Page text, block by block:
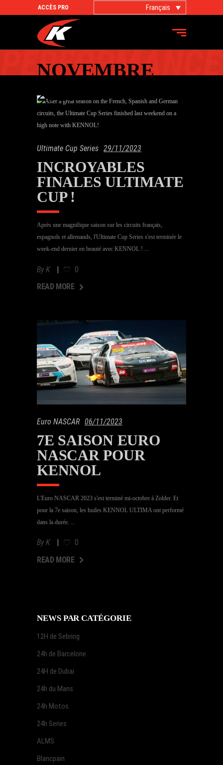
ACCÈS PRO Français
NOVEMBRE
2023
Ultimate Cup Series 29/11/2023
INCROYABLES
FINALES ULTIMATE
CUP !
Après une magnifique saison sur les circuits français,
espagnols et allemands, l'Ultimate Cup Series s'est terminée le
week-end dernier en beauté avec KENNOL !
ByK
0
READ MORE
Euro NASCAR 06/11/2023
7E SAISON EURO
NASCAR POUR
KENNOL
L'Euro NASCAR 2023 s'est terminé mi-octobre à Zolder. Et
pour la 7e saison, les huiles KENNOL ULTIMA ont performé
dans la durée.
ByK
0
READ MORE
NEWS PAR CATÉGORIE
12H de Sebring
24h de Barcelone
24H de Dubai
24h du Mans
24h Motos
24h Series
ALMS
Blancpain